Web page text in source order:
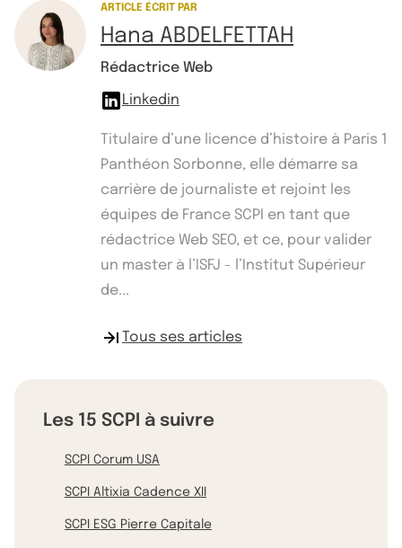
ARTICLE ÉCRIT PAR
Hana ABDELFETTAH
Rédactrice Web
Linkedin
Titulaire d’une licence d’histoire à Paris 1
Panthéon Sorbonne, elle démarre sa
carrière de journaliste et rejoint les
équipes de France SCPI en tant que
rédactrice Web SEO, et ce, pour valider
un master à l’ISFJ - l’Institut Supérieur
de...
Tous ses articles
Les 15 SCPI à suivre
SCPI Corum USA
SCPI Altixia Cadence XII
SCPI ESG Pierre Capitale